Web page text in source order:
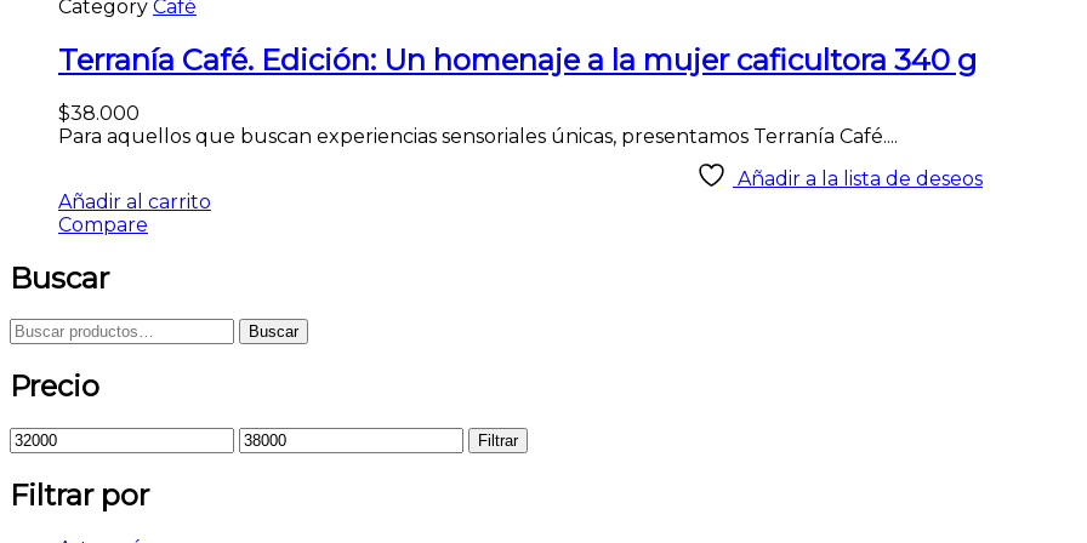
Category Café
Terranía Café. Edición: Un homenaje a la mujer caficultora 340 g
$38.000
Para aquellos que buscan experiencias sensoriales únicas, presentamos Terranía Café....
Añadir a la lista de deseos
Añadir al carrito
Compare
Buscar
Buscar
Precio
Filtrar
Filtrar por